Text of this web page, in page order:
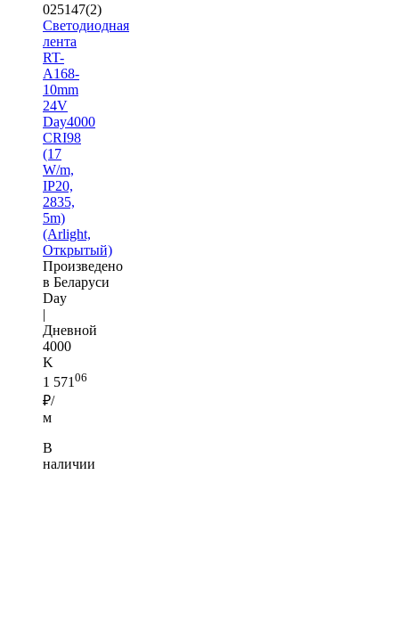
025147(2)
Светодиодная
лента
RT-
A168-
10mm
24V
Day4000
CRI98
(17
W/m,
IP20,
2835,
5m)
(Arlight,
Открытый)
Произведено
в Беларуси
Day
|
Дневной
4000
K
1 571 06
₽/
м
В
наличии